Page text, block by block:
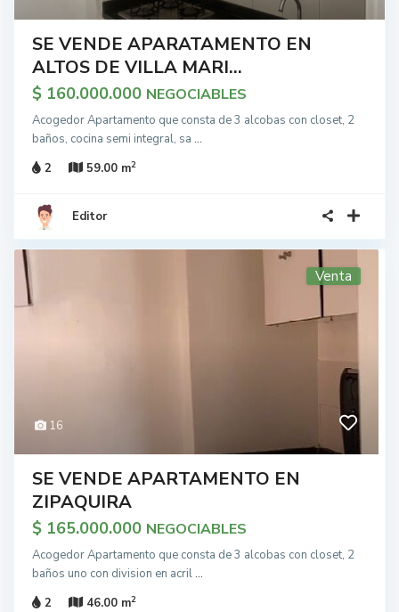
SE VENDE APARATAMENTO EN
ALTOS DE VILLA MARI...
$ 160.000.000 NEGOCIABLES
Acogedor Apartamento que consta de 3 alcobas con closet, 2
baños, cocina semi integral, sa ...
2
59.00 m2
Editor
16
Venta
SE VENDE APARTAMENTO EN
ZIPAQUIRA
$ 165.000.000 NEGOCIABLES
Acogedor Apartamento que consta de 3 alcobas con closet, 2
baños uno con division en acril...
2
46.00 m2